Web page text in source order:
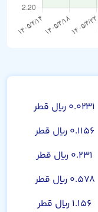
۰.۰۲۳۱ ریال قطر
۰.۱۱۵۶ ریال قطر
۰.۲۳۱ ریال قطر
۰.۵۷۸ ریال قطر
۱.۱۵۶ ریال قطر